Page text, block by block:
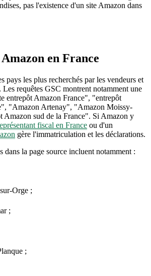
pas l'existence d'un site Amazon dans
en France
pays les plus recherchés par les vendeurs et
requêtes GSC montrent notamment une
entrepôt Amazon France", "entrepôt
"Amazon Artenay", "Amazon Moissy-
Amazon sud de la France". Si Amazon y
fiscal en France ou d'un
gère l'immatriculation et les déclarations.
dans la page source incluent notamment :
Orge ;
;
;